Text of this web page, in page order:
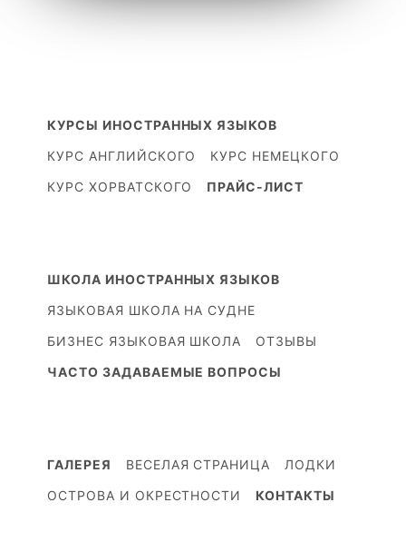
КУРСЫ ИНОСТРАННЫХ ЯЗЫКОВ
КУРС АНГЛИЙСКОГО
КУРС НЕМЕЦКОГО
КУРС ХОРВАТСКОГО
ПРАЙС-ЛИСТ
ШКОЛА ИНОСТРАННЫХ ЯЗЫКОВ
ЯЗЫКОВАЯ ШКОЛА НА СУДНЕ
БИЗНЕС ЯЗЫКОВАЯ ШКОЛА
ОТЗЫВЫ
ЧАСТО ЗАДАВАЕМЫЕ ВОПРОСЫ
ГАЛЕРЕЯ ВЕСЕЛАЯ СТРАНИЦА
ЛОДКИ
ОСТРОВА И ОКРЕСТНОСТИ
КОНТАКТЫ